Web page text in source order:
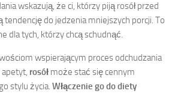
wskazują, że ci, którzy piją rosół przed
tendencję do jedzenia mniejszych porcji. To
dla tych, którzy chcą schudnąć.
wspierającym proces odchudzania
apetyt, rosół może stać się cennym
stylu życia. Włączenie go do diety